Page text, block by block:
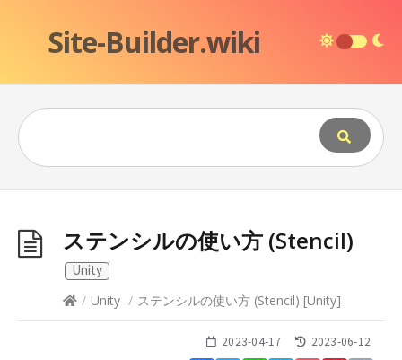
Site-Builder.wiki
ステンシルの使い方 (Stencil)
Unity
/ Unity / ステンシルの使い方 (Stencil) [Unity]
2023-04-17 2023-06-12